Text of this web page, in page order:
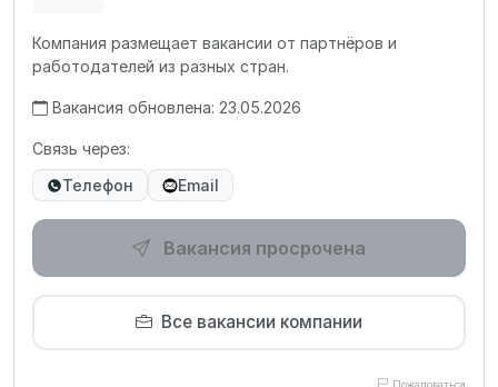
Компания размещает вакансии от партнёров и
работодателей из разных стран.
Вакансия обновлена: 23.05.2026
Связь через:
Телефон
Email
Вакансия просрочена
Все вакансии компании
Пожаловаться